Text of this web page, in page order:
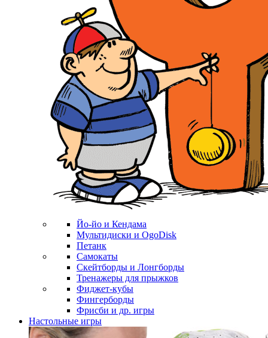
Йо-йо и Кендама
Мультидиски и OgoDisk
Петанк
Самокаты
Скейтборды и Лонгборды
Тренажеры для прыжков
Фиджет-кубы
Фингерборды
Фрисби и др. игры
Настольные игры